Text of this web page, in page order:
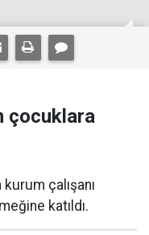
çocuklara
çalışanı
katıldı.